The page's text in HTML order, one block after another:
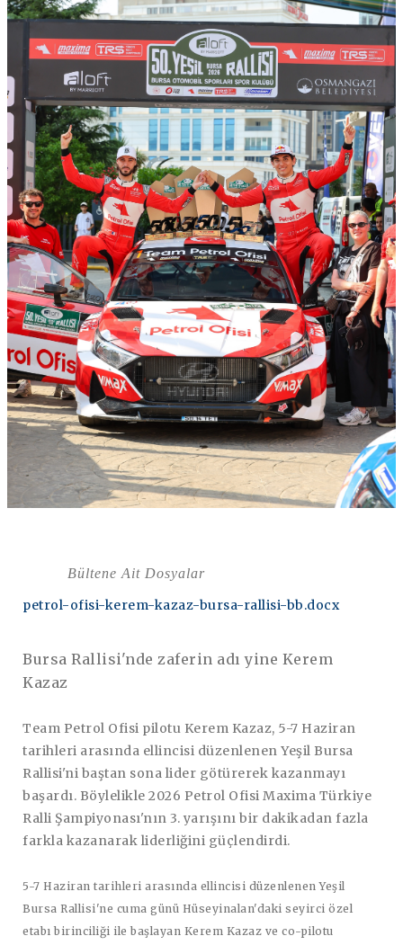
Bültene Ait Dosyalar
petrol-ofisi-kerem-kazaz-bursa-rallisi-bb.docx
Bursa Rallisi'nde zaferin adı yine Kerem
Kazaz
Team Petrol Ofisi pilotu Kerem Kazaz, 5-7 Haziran
tarihleri arasında ellincisi düzenlenen Yeşil Bursa
Rallisi'ni baştan sona lider götürerek kazanmayı
başardı. Böylelikle 2026 Petrol Ofisi Maxima Türkiye
Ralli Şampiyonası'nın 3. yarışını bir dakikadan fazla
farkla kazanarak liderliğini güçlendirdi.
5-7 Haziran tarihleri arasında ellincisi düzenlenen Yeşil
Bursa Rallisi'ne cuma günü Hüseyinalan'daki seyirci özel
etabı birinciliği ile başlayan Kerem Kazaz ve co-pilotu